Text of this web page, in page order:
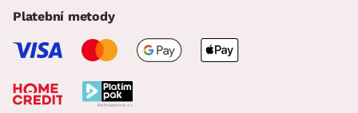
Platební metody